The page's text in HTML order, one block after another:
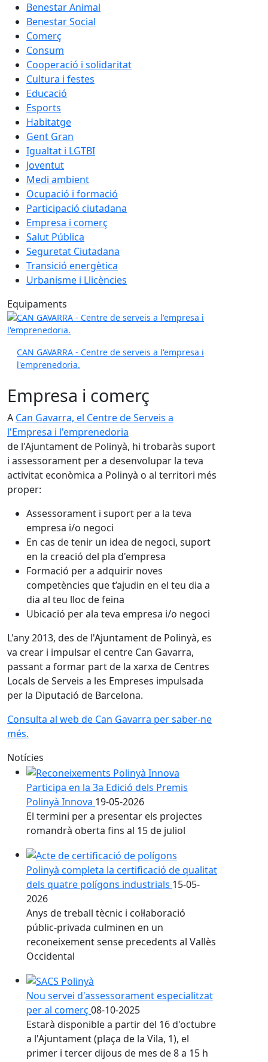
Benestar Animal
Benestar Social
Comerç
Consum
Cooperació i solidaritat
Cultura i festes
Educació
Esports
Habitatge
Gent Gran
Igualtat i LGTBI
Joventut
Medi ambient
Ocupació i formació
Participació ciutadana
Empresa i comerç
Salut Pública
Seguretat Ciutadana
Transició energètica
Urbanisme i Llicències
Equipaments
CAN GAVARRA - Centre de serveis a l'empresa i
l'emprenedoria.
Empresa i comerç
A Can Gavarra, el Centre de Serveis a
l'Empresa i l'emprenedoria
de l'Ajuntament de Polinyà, hi trobaràs suport
i assessorament per a desenvolupar la teva
activitat econòmica a Polinyà o al territori més
proper:
Assessorament i suport per a la teva
empresa i/o negoci
En cas de tenir un idea de negoci, suport
en la creació del pla d'empresa
Formació per a adquirir noves
competències que t’ajudin en el teu dia a
dia al teu lloc de feina
Ubicació per ala teva empresa i/o negoci
L'any 2013, des de l'Ajuntament de Polinyà, es
va crear i impulsar el centre Can Gavarra,
passant a formar part de la xarxa de Centres
Locals de Serveis a les Empreses impulsada
per la Diputació de Barcelona.
Consulta al web de Can Gavarra per saber-ne
més.
Notícies
Participa en la 3a Edició dels Premis
Polinyà Innova 19-05-2026
El termini per a presentar els projectes
romandrà oberta fins al 15 de juliol
Polinyà completa la certificació de qualitat
dels quatre polígons industrials 15-05-
2026
Anys de treball tècnic i col·laboració
públic-privada culminen en un
reconeixement sense precedents al Vallès
Occidental
Nou servei d'assessorament especialitzat
per al comerç 08-10-2025
Estarà disponible a partir del 16 d'octubre
a l'Ajuntament (plaça de la Vila, 1), el
primer i tercer dijous de mes de 8 a 15 h